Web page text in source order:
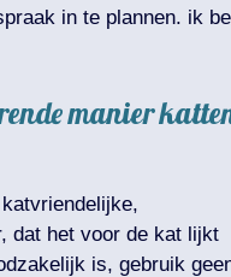
in te plannen. ik
manier
dat het voor de kat lijkt
is, gebruik